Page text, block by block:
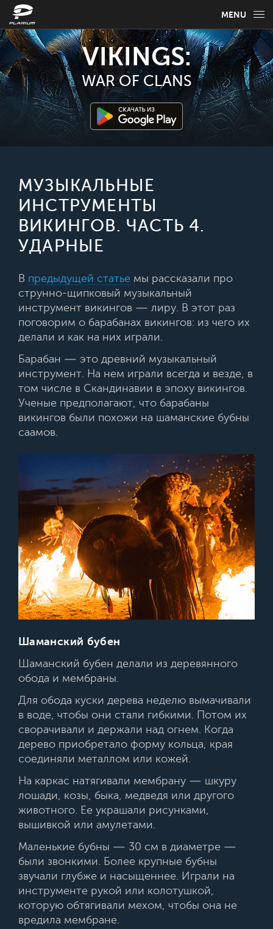
MENU
НОВОСТИ
ИГРОВАЯ ИНФОРМАЦИЯ
РУКОВОДСТВО ПО ИГРЕ
Русский
VIKINGS:
WAR OF CLANS
МУЗЫКАЛЬНЫЕ
ИНСТРУМЕНТЫ
ВИКИНГОВ. ЧАСТЬ 4.
УДАРНЫЕ
В предыдущей статье мы рассказали про
струнно-щипковый музыкальный
инструмент викингов — лиру. В этот раз
поговорим о барабанах викингов: из чего их
делали и как на них играли.
Барабан — это древний музыкальный
инструмент. На нем играли всегда и везде, в
том числе в Скандинавии в эпоху викингов.
Ученые предполагают, что барабаны
викингов были похожи на шаманские бубны
саамов.
Шаманский бубен
Шаманский бубен делали из деревянного
обода и мембраны.
Для обода куски дерева неделю вымачивали
в воде, чтобы они стали гибкими. Потом их
сворачивали и держали над огнем. Когда
дерево приобретало форму кольца, края
соединяли металлом или кожей.
На каркас натягивали мембрану — шкуру
лошади, козы, быка, медведя или другого
животного. Ее украшали рисунками,
вышивкой или амулетами.
Маленькие бубны — 30 см в диаметре —
были звонкими. Более крупные бубны
звучали глубже и насыщеннее. Играли на
инструменте рукой или колотушкой,
которую обтягивали мехом, чтобы она не
вредила мембране.